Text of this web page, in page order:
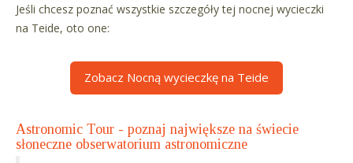
Jeśli chcesz poznać wszystkie szczegóły tej nocnej wycieczki
na Teide, oto one:
Zobacz Nocną wycieczkę na Teide
Astronomic Tour - poznaj największe na świecie
słoneczne obserwatorium astronomiczne